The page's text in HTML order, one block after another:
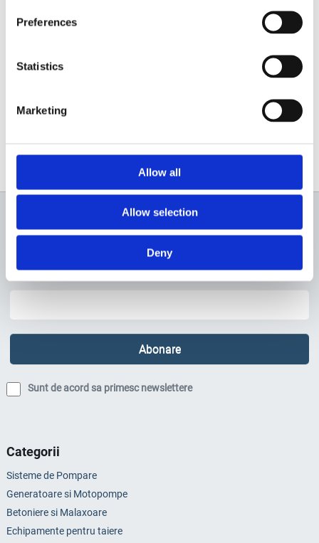
Preferences
Statistics
Marketing
Allow all
Allow selection
Deny
Newsletter
Sunt de acord sa primesc newslettere
Categorii
Sisteme de Pompare
Generatoare si Motopompe
Betoniere si Malaxoare
Echipamente pentru taiere